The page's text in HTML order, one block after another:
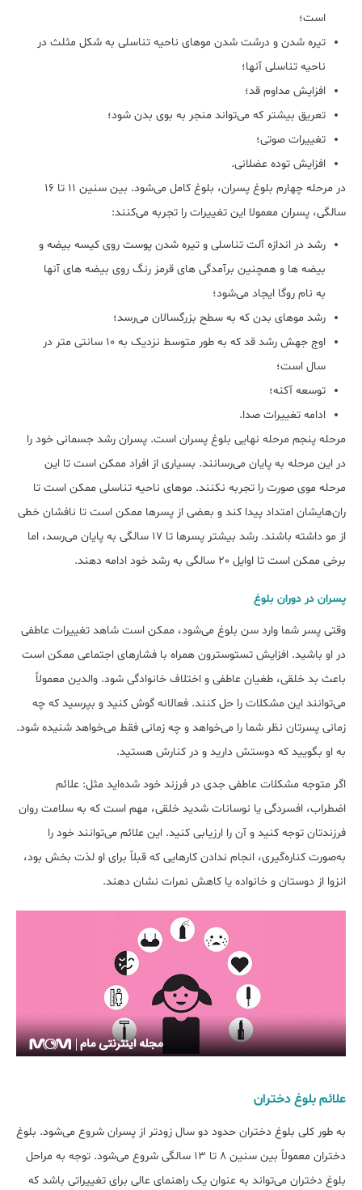
است؛
تیره شدن و درشت شدن موهای ناحیه تناسلی به شکل مثلث در
ناحیه تناسلی آنها؛
افزایش مداوم قد؛
تعریق بیشتر که می‌تواند منجر به بوی بدن شود؛
تغییرات صوتی؛
افزایش توده عضلانی.
در مرحله چهارم بلوغ پسران، بلوغ کامل می‌شود. بین سنین 11 تا 16
سالگی، پسران معمولا این تغییرات را تجربه می‌کنند:
رشد در اندازه آلت تناسلی و تیره شدن پوست روی کیسه بیضه و
بیضه‌ ها و همچنین برآمدگی های قرمز رنگ روی بیضه های آنها
به نام روگا ایجاد می‌شود؛
رشد موهای بدن که به سطح بزرگسالان می‌رسد؛
اوج جهش رشد قد که به طور متوسط نزدیک به 10 سانتی متر در
سال است؛
توسعه آکنه؛
ادامه تغییرات صدا.
مرحله پنجم مرحله نهایی بلوغ پسران است. پسران رشد جسمانی خود را
در این مرحله به پایان می‌رسانند. بسیاری از افراد ممکن است تا این
مرحله موی صورت را تجربه نکنند. موهای ناحیه تناسلی ممکن است تا
ران‌هایشان امتداد پیدا کند و بعضی از پسرها ممکن است تا نافشان خطی
از مو داشته باشند. رشد بیشتر پسرها تا 17 سالگی به پایان می‌رسد، اما
برخی ممکن است تا اوایل 20 سالگی به رشد خود ادامه دهند.
پسران در دوران بلوغ
وقتی پسر شما وارد سن بلوغ می‌شود، ممکن است شاهد تغییرات عاطفی
در او باشید. افزایش تستوسترون همراه با فشارهای اجتماعی ممکن است
باعث بد خلقی، طغیان عاطفی و اختلاف خانوادگی شود. والدین معمولاً
می‌توانند این مشکلات را حل کنند. فعالانه گوش کنید و بپرسید که چه
زمانی پسرتان نظر شما را می‌خواهد و چه زمانی فقط می‌خواهد شنیده شود.
به او بگویید که دوستش دارید و در کنارش هستید.
اگر متوجه مشکلات عاطفی جدی در فرزند خود شده‌اید مثل: علائم
اضطراب، افسردگی یا نوسانات شدید خلقی، مهم است که به سلامت روان
فرزند‌تان توجه کنید و آن را ارزیابی کنید. این علائم می‌توانند خود را
به‌صورت کناره‌گیری، انجام ندادن کارهایی که قبلاً برای او لذت بخش بود،
انزوا از دوستان و خانواده یا کاهش نمرات نشان دهند.
علائم بلوغ دختران
به طور کلی بلوغ دختران حدود دو سال زودتر از پسران شروع می‌شود. بلوغ
دختران معمولاً بین سنین 8 تا 13 سالگی شروع می‌شود. توجه به مراحل
بلوغ دختران می‌تواند به عنوان یک راهنمای عالی برای تغییراتی باشد که